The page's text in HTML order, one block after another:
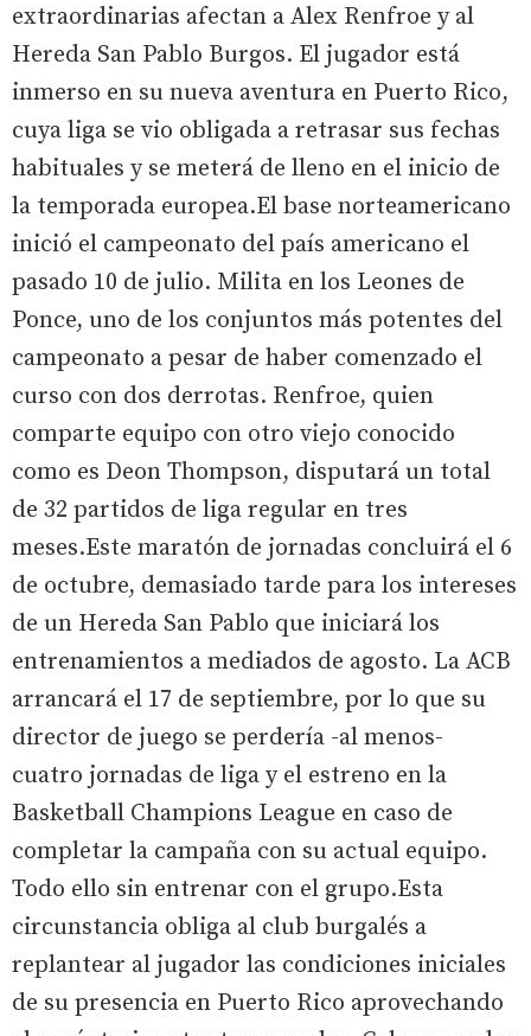
extraordinarias afectan a Alex Renfroe y al
Hereda San Pablo Burgos. El jugador está
inmerso en su nueva aventura en Puerto Rico,
cuya liga se vio obligada a retrasar sus fechas
habituales y se meterá de lleno en el inicio de
la temporada europea.El base norteamericano
inició el campeonato del país americano el
pasado 10 de julio. Milita en los Leones de
Ponce, uno de los conjuntos más potentes del
campeonato a pesar de haber comenzado el
curso con dos derrotas. Renfroe, quien
comparte equipo con otro viejo conocido
como es Deon Thompson, disputará un total
de 32 partidos de liga regular en tres
meses.Este maratón de jornadas concluirá el 6
de octubre, demasiado tarde para los intereses
de un Hereda San Pablo que iniciará los
entrenamientos a mediados de agosto. La ACB
arrancará el 17 de septiembre, por lo que su
director de juego se perdería -al menos-
cuatro jornadas de liga y el estreno en la
Basketball Champions League en caso de
completar la campaña con su actual equipo.
Todo ello sin entrenar con el grupo.Esta
circunstancia obliga al club burgalés a
replantear al jugador las condiciones iniciales
de su presencia en Puerto Rico aprovechando